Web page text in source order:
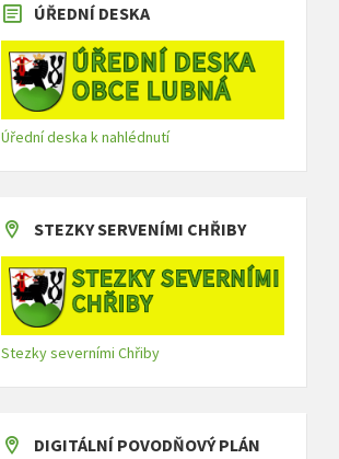
ÚŘEDNÍ DESKA
Úřední deska k nahlédnutí
STEZKY SERVENÍMI CHŘIBY
Stezky severními Chřiby
DIGITÁLNÍ POVODŇOVÝ PLÁN